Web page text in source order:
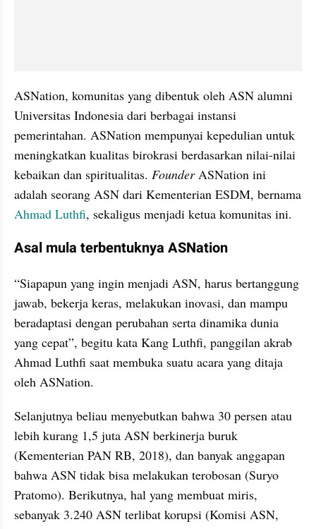
ASNation, komunitas yang dibentuk oleh ASN alumni
Universitas Indonesia dari berbagai instansi
pemerintahan. ASNation mempunyai kepedulian untuk
meningkatkan kualitas birokrasi berdasarkan nilai-nilai
kebaikan dan spiritualitas. Founder ASNation ini
Ahmad Luthfi, sekaligus menjadi ketua komunitas ini.
Asal mula terbentuknya ASNation
“Siapapun yang ingin menjadi ASN, harus bertanggung
jawab, bekerja keras, melakukan inovasi, dan mampu
beradaptasi dengan perubahan serta dinamika dunia
yang cepat”, begitu kata Kang Luthfi, panggilan akrab
Ahmad Luthfi saat membuka suatu acara yang ditaja
oleh ASNation.
Selanjutnya beliau menyebutkan bahwa 30 persen atau
lebih kurang 1,5 juta ASN berkinerja buruk
(Kementerian PAN RB, 2018), dan banyak anggapan
bahwa ASN tidak bisa melakukan terobosan (Suryo
Pratomo). Berikutnya, hal yang membuat miris,
sebanyak 3.240 ASN terlibat korupsi (Komisi ASN,